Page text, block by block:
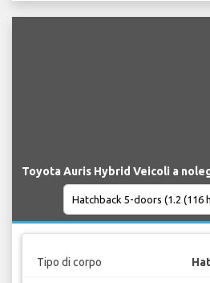
Toyota Auris Hybrid Veicoli a
Tipo di corpo